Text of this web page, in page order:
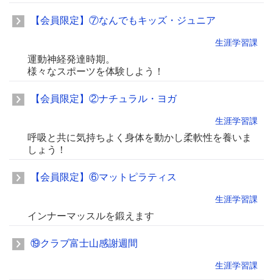
【会員限定】⑦なんでもキッズ・ジュニア
生涯学習課
運動神経発達時期。
様々なスポーツを体験しよう！
【会員限定】②ナチュラル・ヨガ
生涯学習課
呼吸と共に気持ちよく身体を動かし柔軟性を養いま
しょう！
【会員限定】⑥マットピラティス
生涯学習課
インナーマッスルを鍛えます
⑲クラブ富士山感謝週間
生涯学習課